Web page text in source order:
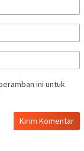
ini untuk